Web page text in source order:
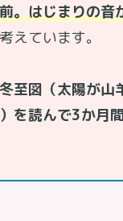
。はじまりの音
えています。
冬至図（太陽が山
を読んで3か月